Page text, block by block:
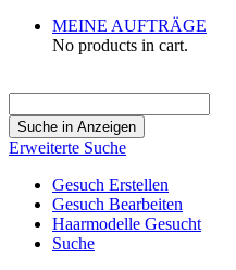
MEINE AUFTRÄGE
No products in cart.
nach:
Erweiterte Suche
Gesuch Erstellen
Gesuch Bearbeiten
Haarmodelle Gesucht
Suche